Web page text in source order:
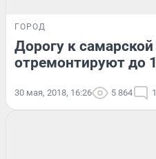
ГОРОД
Дорогу к самарской
отремонтируют до
30 мая, 2018, 16:26 5 864